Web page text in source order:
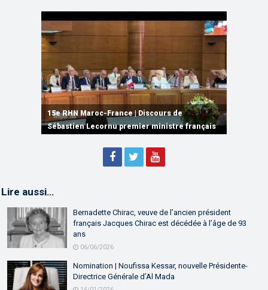
15e RHN Maroc-France | Signature de
plusieurs accords de coopération et de
partenariat
15e RHN Maroc-France | Discours de
Sébastien Lecornu premier ministre français
15e Réunion de Haut Niveau Maroc-France |
Discours de M. Aziz Akhannouch
Lire aussi…
Bernadette Chirac, veuve de l’ancien président
français Jacques Chirac est décédée à l’âge de 93
ans
06/06/2026
Nomination | Noufissa Kessar, nouvelle Présidente-
Directrice Générale d’Al Mada